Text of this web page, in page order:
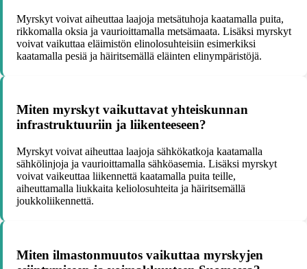
Myrskyt voivat aiheuttaa laajoja metsätuhoja kaatamalla puita,
rikkomalla oksia ja vaurioittamalla metsämaata. Lisäksi myrskyt
voivat vaikuttaa eläimistön elinolosuhteisiin esimerkiksi
kaatamalla pesiä ja häiritsemällä eläinten elinympäristöjä.
Miten myrskyt vaikuttavat yhteiskunnan
infrastruktuuriin ja liikenteeseen?
Myrskyt voivat aiheuttaa laajoja sähkökatkoja kaatamalla
sähkölinjoja ja vaurioittamalla sähköasemia. Lisäksi myrskyt
voivat vaikeuttaa liikennettä kaatamalla puita teille,
aiheuttamalla liukkaita keliolosuhteita ja häiritsemällä
joukkoliikennettä.
Miten ilmastonmuutos vaikuttaa myrskyjen